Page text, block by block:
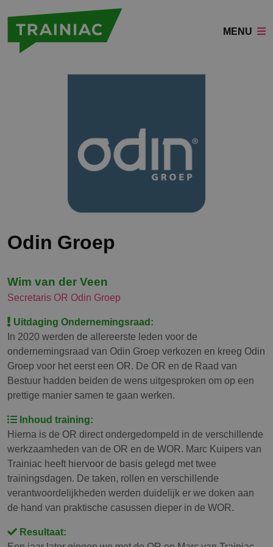
MENU
Odin Groep
Wim van der Veen
Secretaris OR Odin Groep
Uitdaging Ondernemingsraad:
In 2020 werden de allereerste leden voor de
ondernemingsraad van Odin Groep verkozen en kreeg Odin
Groep voor het eerst een OR. De OR en de Raad van
Bestuur hadden beiden de wens uitgesproken om op een
prettige manier samen te gaan werken.
Inhoud training:
Hierna is de OR direct ondergedompeld in de verschillende
werkzaamheden van de OR en de WOR. Marc Kuipers van
Trainiac heeft hiervoor de basis gelegd met twee
trainingsdagen. De taken, rollen en verschillende
verantwoordelijkheden werden duidelijk er we doken aan
de hand van praktische casussen dieper in de WOR.
Resultaat: